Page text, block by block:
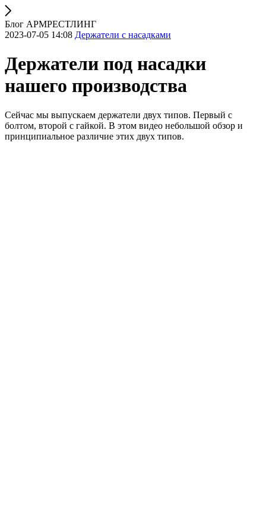
Блог АРМРЕСТЛИНГ
2023-07-05 14:08 Держатели с насадками
Держатели под насадки
нашего производства
Сейчас мы выпускаем держатели двух типов. Первый с
болтом, второй с гайкой. В этом видео небольшой обзор и
принципиальное различие этих двух типов.